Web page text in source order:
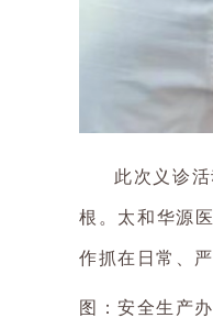
此次义诊
根。太和华源
作抓在日常、
图：安全生产